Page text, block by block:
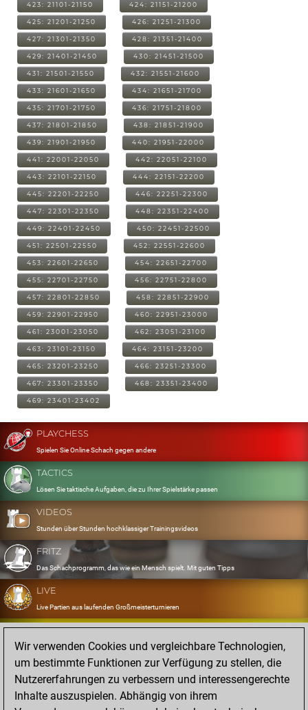
423: 21101-21150 424: 21151-21200
425: 21201-21250 426: 21251-21300
427: 21301-21350 428: 21351-21400
429: 21401-21450 430: 21451-21500
431: 21501-21550 432: 21551-21600
433: 21601-21650 434: 21651-21700
435: 21701-21750 436: 21751-21800
437: 21801-21850 438: 21851-21900
439: 21901-21950 440: 21951-22000
441: 22001-22050 442: 22051-22100
443: 22101-22150 444: 22151-22200
445: 22201-22250 446: 22251-22300
447: 22301-22350 448: 22351-22400
449: 22401-22450 450: 22451-22500
451: 22501-22550 452: 22551-22600
453: 22601-22650 454: 22651-22700
455: 22701-22750 456: 22751-22800
457: 22801-22850 458: 22851-22900
459: 22901-22950 460: 22951-23000
461: 23001-23050 462: 23051-23100
463: 23101-23150 464: 23151-23200
465: 23201-23250 466: 23251-23300
467: 23301-23350 468: 23351-23400
469: 23401-23402
PLAYCHESS
Spielen Sie Online Schach gegen andere
TACTICS
Lösen Sie taktische Aufgaben, die zu Ihrer Spielstärke passen
VIDEOS
Stunden über Stunden hochklassiger Trainingsvideos
FRITZ
Das Schachprogramm, das wie ein Mensch spielt. Mit guten Tipps
LIVE
Live Partien aus laufenden Großmeisterturnieren
OPENINGS
Erfassen und Üben Sie Ihr Eröffnungsrepertoire
DATABASE
Acht Millionen starke Partien
Wir verwenden Cookies und vergleichbare Technologien,
um bestimmte Funktionen zur Verfügung zu stellen, die
Nutzererfahrungen zu verbessern und interessengerechte
Inhalte auszuspielen. Abhängig von ihrem